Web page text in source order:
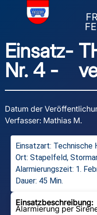
Einsatz-
Nr. 4 -
Datum der
Verfasser: Mathias M.
Einsatzart: Technische
Ort: Stapelfeld,
Alarmierungszeit: 1.
Dauer: 45 Min.
Einsatzbeschreibung:
Alarmierung per